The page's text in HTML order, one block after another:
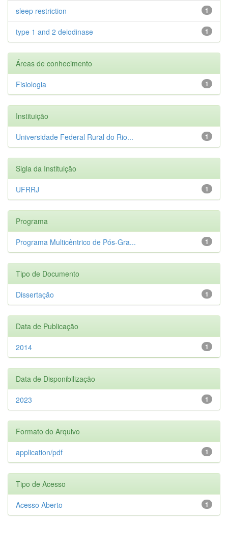
1
sleep restriction
1
type 1 and 2 deiodinase
Áreas de conhecimento
1
Fisiologia
Instituição
1
Universidade Federal Rural do Rio...
Sigla da Instituição
1
UFRRJ
Programa
1
Programa Multicêntrico de Pós-Gra...
Tipo de Documento
1
Dissertação
Data de Publicação
1
2014
Data de Disponibilização
1
2023
Formato do Arquivo
1
application/pdf
Tipo de Acesso
1
Acesso Aberto